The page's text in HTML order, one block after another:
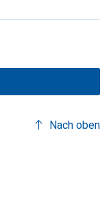
Nach oben